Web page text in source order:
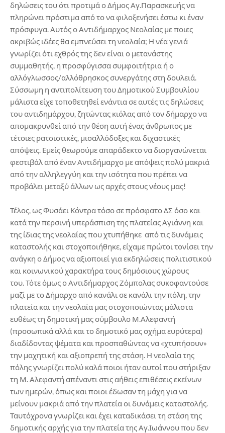
δηλώσεις του ότι προτιμά ο Δήμος Αγ.Παρασκευής να
πληρώνει πρόστιμα από το να φιλοξενήσει έστω κι έναν
πρόσφυγα. Αυτός ο Αντιδήμαρχος Νεολαίας με ποιες
ακριβώς ιδέες θα εμπνεύσει τη νεολαία; Η νέα γενιά
γνωρίζει ότι εχθρός της δεν είναι ο μετανάστης
συμμαθητής, η προσφύγισσα συμφοιτήτρια ή ο
αλλόγλωσσος/αλλόθρησκος συνεργάτης στη δουλειά.
Σύσσωμη η αντιπολίτευση του Δημοτικού Συμβουλίου
μάλιστα είχε τοποθετηθεί ενάντια σε αυτές τις δηλώσεις
του αντιδημάρχου, ζητώντας κιόλας από τον δήμαρχο να
απομακρυνθεί από την θέση αυτή ένας άνθρωπος με
τέτοιες ρατσιστικές, μισαλλόδοξες και διχαστικές
απόψεις. Εμείς θεωρούμε απαράδεκτο να διοργανώνεται
φεστιβάλ από έναν Αντιδήμαρχο με απόψεις πολύ μακριά
από την αλληλεγγύη και την ισότητα που πρέπει να
προβάλει μεταξύ άλλων ως αρχές στους νέους μας!
Τέλος, ως Φυσάει Κόντρα τόσο σε πρόσφατο ΔΣ όσο και
κατά την περσινή υπεράσπιση της πλατείας Αγιάννη και
της ίδιας της νεολαίας που χτυπήθηκε από τις δυνάμεις
καταστολής και στοχοποιήθηκε, είχαμε πρώτοι τονίσει την
ανάγκη ο Δήμος να αξιοποιεί για εκδηλώσεις πολιτιστικού
και κοινωνικού χαρακτήρα τους δημόσιους χώρους
του. Τότε όμως ο Αντιδήμαρχος Ζόμπολας συκοφαντούσε
μαζί με το Δήμαρχο από κανάλι σε κανάλι την πόλη, την
πλατεία και την νεολαία μας στοχοποιώντας μάλιστα
ευθέως τη δημοτική μας σύμβουλο Μ.Αλεφαντή
(προσωπικά αλλά και το δημοτικό μας σχήμα ευρύτερα)
διαδίδοντας ψέματα και προσπαθώντας να «χτυπήσουν»
την μαχητική και αξιοπρεπή της στάση. Η νεολαία της
πόλης γνωρίζει πολύ καλά ποιοι ήταν αυτοί που στήριξαν
τη Μ. Αλεφαντή απέναντι στις αήθεις επιθέσεις εκείνων
των ημερών, όπως και ποιοι έδωσαν τη μάχη για να
μείνουν μακριά από την πλατεία οι δυνάμεις καταστολής.
Ταυτόχρονα γνωρίζει και έχει καταδικάσει τη στάση της
δημοτικής αρχής για την πλατεία της Αγ.Ιωάννου που δεν